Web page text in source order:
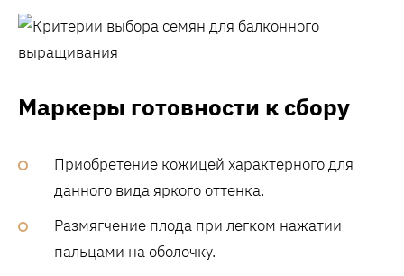
Маркеры готовности к сбору
Приобретение кожицей характерного для
данного вида яркого оттенка.
Размягчение плода при легком нажатии
пальцами на оболочку.